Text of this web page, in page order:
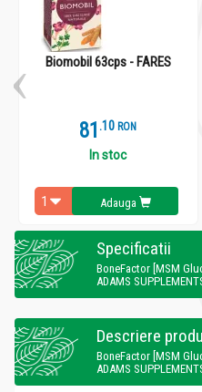
Biomobil 63cps - FARES
81 .1 RON
In stoc
Adauga
Specificatii
BoneFactor [MSM
ADAMS
Descriere
BoneFactor [MSM
ADAMS